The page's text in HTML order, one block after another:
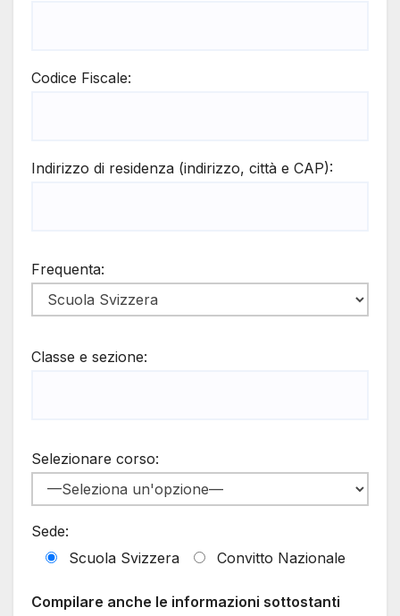
Codice Fiscale:
Indirizzo di residenza (indirizzo, città e CAP):
Frequenta:
Classe e sezione:
Selezionare corso:
Sede:
Scuola Svizzera
Convitto Nazionale
Compilare anche le informazioni sottostanti